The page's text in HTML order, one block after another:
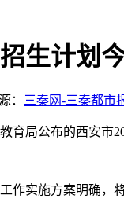
生计划
： 三秦网-三秦都市
局公布的西安市
作实施方案明确，